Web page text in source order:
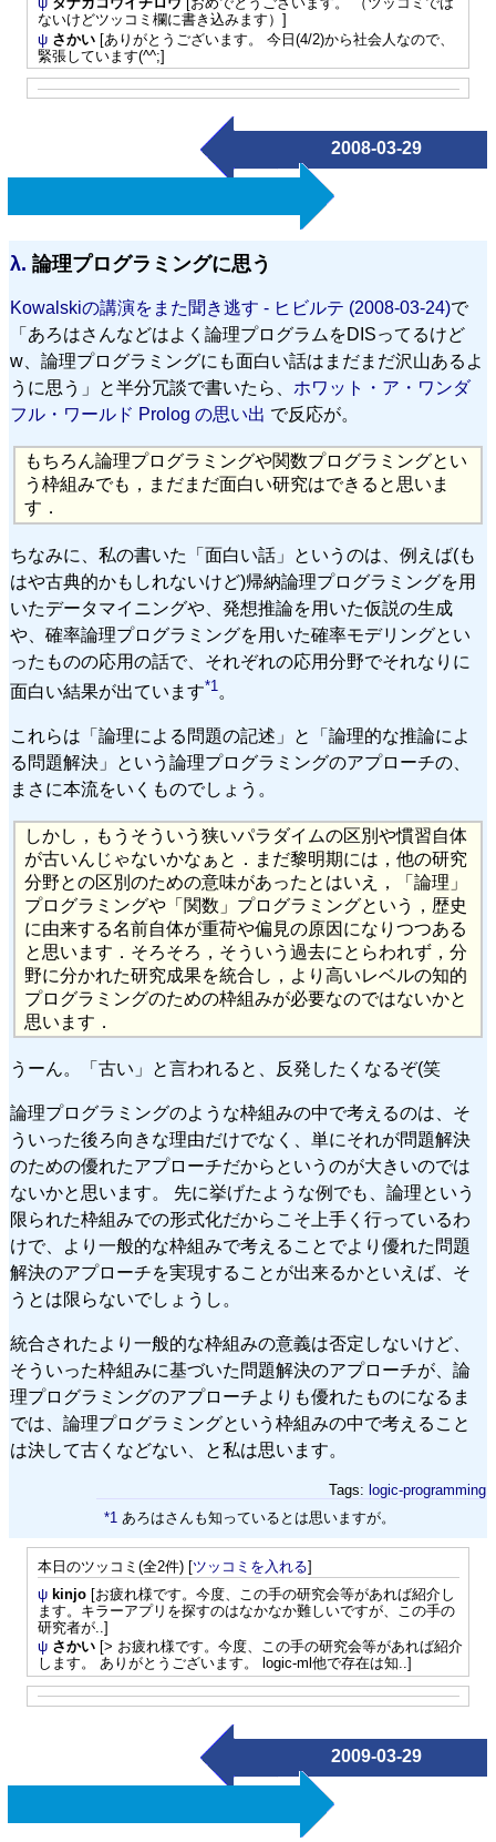
ないけどツッコミ欄に書き込みます）]
ψ さかい[ありがとうございます。 今日(4/2)から社会人なので、
緊張しています(^^;]
2008-03-29
λ. 論理プログラミングに思う
Kowalskiの講演をまた聞き逃す - ヒビルテ (2008-03-24)で
「あろはさんなどはよく論理プログラムをDISってるけど
w、論理プログラミングにも面白い話はまだまだ沢山あるよ
うに思う」と半分冗談で書いたら、 ホワット・ア・ワンダ
フル・ワールド Prolog の思い出 で反応が。
もちろん論理プログラミングや関数プログラミングとい
う枠組みでも，まだまだ面白い研究はできると思いま
す．
ちなみに、私の書いた「面白い話」というのは、例えば(も
はや古典的かもしれないけど)帰納論理プログラミングを用
いたデータマイニングや、発想推論を用いた仮説の生成
や、確率論理プログラミングを用いた確率モデリングとい
ったものの応用の話で、それぞれの応用分野でそれなりに
面白い結果が出ています*1 。
これらは「論理による問題の記述」と「論理的な推論によ
る問題解決」という論理プログラミングのアプローチの、
まさに本流をいくものでしょう。
しかし，もうそういう狭いパラダイムの区別や慣習自体
が古いんじゃないかなぁと．まだ黎明期には，他の研究
分野との区別のための意味があったとはいえ，「論理」
プログラミングや「関数」プログラミングという，歴史
に由来する名前自体が重荷や偏見の原因になりつつある
と思います．そろそろ，そういう過去にとらわれず，分
野に分かれた研究成果を統合し，より高いレベルの知的
プログラミングのための枠組みが必要なのではないかと
思います．
うーん。「古い」と言われると、反発したくなるぞ(笑
論理プログラミングのような枠組みの中で考えるのは、そ
ういった後ろ向きな理由だけでなく、単にそれが問題解決
のための優れたアプローチだからというのが大きいのでは
ないかと思います。 先に挙げたような例でも、論理という
限られた枠組みでの形式化だからこそ上手く行っているわ
けで、より一般的な枠組みで考えることでより優れた問題
解決のアプローチを実現することが出来るかといえば、そ
うとは限らないでしょうし。
統合されたより一般的な枠組みの意義は否定しないけど、
そういった枠組みに基づいた問題解決のアプローチが、論
理プログラミングのアプローチよりも優れたものになるま
では、論理プログラミングという枠組みの中で考えること
は決して古くなどない、と私は思います。
Tags: logic-programming
*1 あろはさんも知っているとは思いますが。
本日のツッコミ(全2件) [ツッコミを入れる]
ψ kinjo[お疲れ様です。今度、この手の研究会等があれば紹介し
ます。キラーアプリを探すのはなかなか難しいですが、この手の
研究者が..]
ψ さかい[> お疲れ様です。今度、この手の研究会等があれば紹介
します。 ありがとうございます。 logic-ml他で存在は知..]
2009-03-29